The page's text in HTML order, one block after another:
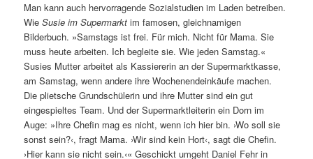
Man kann auch hervorragende Sozialstudien im Laden betreiben.
WieSusie im Supermarktim famosen, gleichnamigen
Bilderbuch. »Samstags ist frei. Für mich. Nicht für Mama. Sie
muss heute arbeiten. Ich begleite sie. Wie jeden Samstag.«
Susies Mutter arbeitet als Kassiererin an der Supermarktkasse,
am Samstag, wenn andere ihre Wochenendeinkäufe machen.
Die plietsche Grundschülerin und ihre Mutter sind ein gut
eingespieltes Team. Und der Supermarktleiterin ein Dorn im
Auge: »Ihre Chefin mag es nicht, wenn ich hier bin. ›Wo soll sie
sonst sein?‹, fragt Mama. ›Wir sind kein Hort‹, sagt die Chefin.
›Hier kann sie nicht sein.‹« Geschickt umgeht Daniel Fehr in